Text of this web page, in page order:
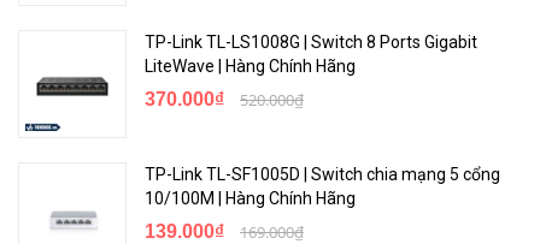
1000 Mb latency <3.0 uSec
MAC address table size (# of
entries)
8,000
TP-Link TL-LS1008G | Switch 8 Ports Gigabit
LiteWave | Hàng Chính Hãng
370.000₫ 520.000₫
TP-Link TL-SF1005D | Switch chia mạng 5 cổng
10/100M | Hàng Chính Hãng
139.000₫ 169.000₫